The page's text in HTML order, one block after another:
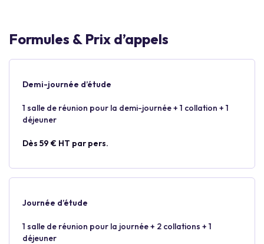
Formules & Prix d’appels
Demi-journée d’étude
1 salle de réunion pour la demi-journée + 1 collation + 1
déjeuner
Dès 59 € HT par pers.
Journée d’étude
1 salle de réunion pour la journée + 2 collations + 1
déjeuner